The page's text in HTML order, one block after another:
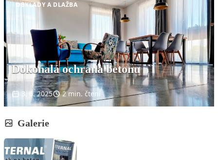
OBKLADY A DLAŽBA
Dokonalá ochrana betonu
3. 6. 2025 2 min. čtení
Galerie